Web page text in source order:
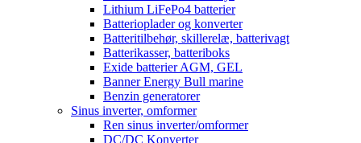
Lithium LiFePo4 batterier
Batterioplader og konverter
Batteritilbehør, skillerelæ, batterivagt
Batterikasser, batteriboks
Exide batterier AGM, GEL
Banner Energy Bull marine
Benzin generatorer
Sinus inverter, omformer
Ren sinus inverter/omformer
DC/DC Konverter